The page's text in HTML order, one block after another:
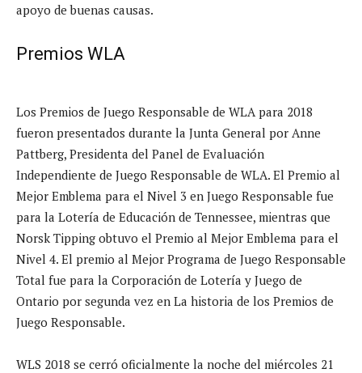
apoyo de buenas causas.
Premios WLA
Los Premios de Juego Responsable de WLA para 2018
fueron presentados durante la Junta General por Anne
Pattberg, Presidenta del Panel de Evaluación
Independiente de Juego Responsable de WLA. El Premio al
Mejor Emblema para el Nivel 3 en Juego Responsable fue
para la Lotería de Educación de Tennessee, mientras que
Norsk Tipping obtuvo el Premio al Mejor Emblema para el
Nivel 4. El premio al Mejor Programa de Juego Responsable
Total fue para la Corporación de Lotería y Juego de
Ontario por segunda vez en La historia de los Premios de
Juego Responsable.
WLS 2018 se cerró oficialmente la noche del miércoles 21